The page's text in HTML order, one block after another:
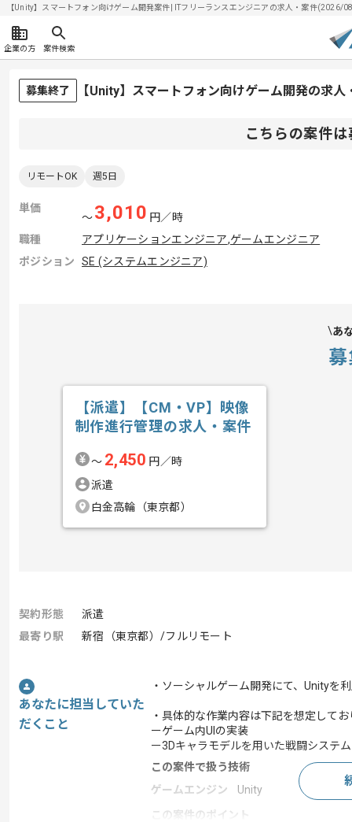
【Unity】スマートフォン向けゲーム開発案件| ITフリーランスエンジニアの求人・案件(2026/
企業の方 案件検索
募集終了 【Unity】スマートフォン向けゲーム開発の求人
こちらの案件
リモートOK 週5日
単価
〜3,010 円／時
職種
アプリケーションエンジニア,ゲームエンジニア
ポジション
SE (システムエンジニア)
あ
【派遣】【CM・VP】映像
制作進行管理の求人・案件
〜 2,450 円／時
派遣
白金高輪（東京都）
契約形態
派遣
最寄り駅
新宿（東京都）/フルリモート
あなたに担当していた
だくこと
・ソーシャルゲーム開発にて、Unityを
・具体的な作業内容は下記を想定してお
ーゲーム内UIの実装
ー3Dキャラモデルを用いた戦闘システ
この案件で扱う技術
ゲームエンジン
Unity
この案件のポイント